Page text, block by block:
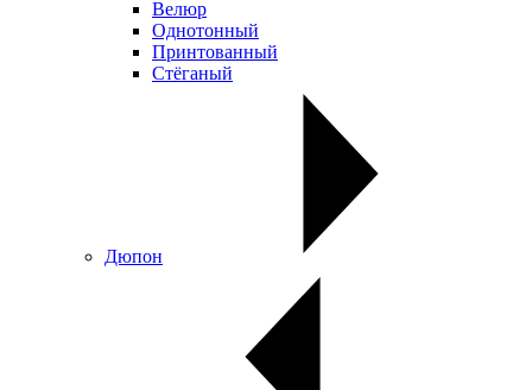
Велюр
Однотонный
Принтованный
Стёганый
Дюпон